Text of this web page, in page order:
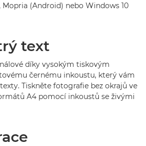
(Android) nebo Windows 10
text
díky vysokým tiskovým
černému inkoustu, který vám
Tiskněte fotografie bez okrajů ve
A4 pomocí inkoustů se živými